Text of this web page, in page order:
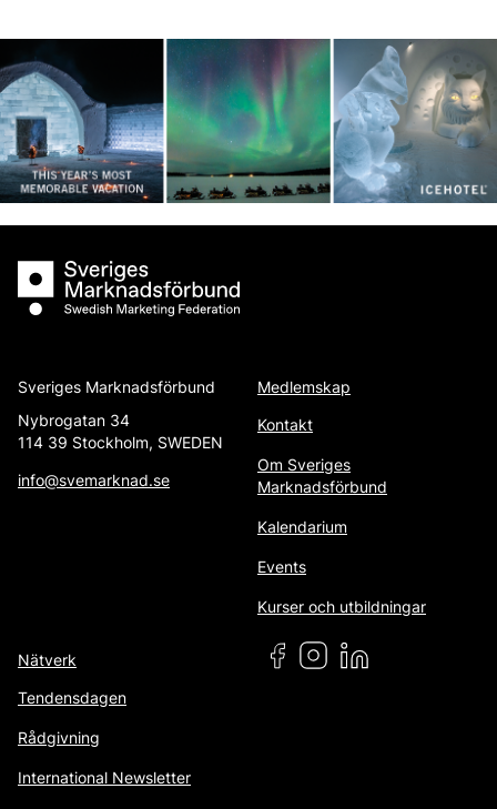
Sveriges Marknadsförbund
Sveriges Marknadsförbund
Nybrogatan 34
114 39 Stockholm, SWEDEN
info@svemarknad.se
Medlemskap
Kontakt
Om Sveriges
Marknadsförbund
Kalendarium
Events
Kurser och utbildningar
Nätverk
Tendensdagen
Rådgivning
International Newsletter